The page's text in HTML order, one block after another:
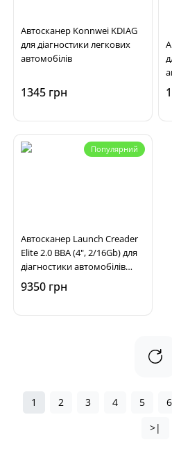
Автосканер Konnwei KDIAG
для діагностики легкових
автомобілів
1345 грн
Популярний
Автосканер Launch Creader
Elite 2.0 BBA (4", 2/16Gb) для
діагностики автомобілів
Mercedes, BMW, Mini, Audi
9350 грн
1 2 3 4 5 6
>|